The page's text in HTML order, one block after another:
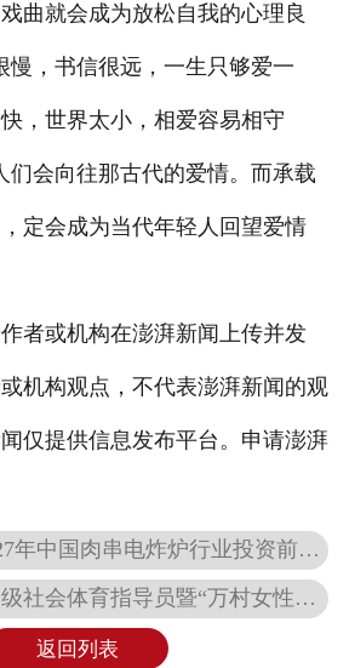
曲就会成为放松自我的心理良
慢，书信很远，一生只够爱一
，世界太小，相爱容易相守
们会向往那古代的爱情。而承载
定会成为当代年轻人回望爱情
或机构在澎湃新闻上传并发
机构观点，不代表澎湃新闻的观
仅提供信息发布平台。申请澎湃
上一篇 : 2025-2027年中国肉串电炸炉行业投资前景及策略咨询报告
下一篇: 泉州市二级社会体育指导员暨“万村女性社会体育指导员”培训班在洛江开班
返回列表